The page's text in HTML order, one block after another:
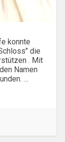
konnte
die
. Mit
Namen
…